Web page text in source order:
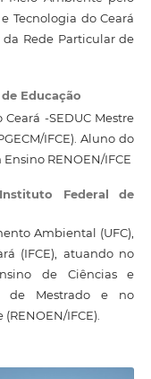
Tecnologia do Ceará
da Rede Particular de
Educação
-SEDUC Mestre
IFCE). Aluno do
RENOEN/IFCE
Instituto Federal de
Ambiental (UFC),
(IFCE), atuando no
de Ciências e
de Mestrado e no
IFCE).